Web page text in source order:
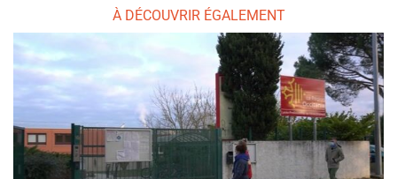
À DÉCOUVRIR ÉGALEMENT